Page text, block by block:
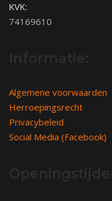
KVK:
74169610
Algemene voorwaarden
Herroepingsrecht
Privacybeleid
Social Media (Facebook)